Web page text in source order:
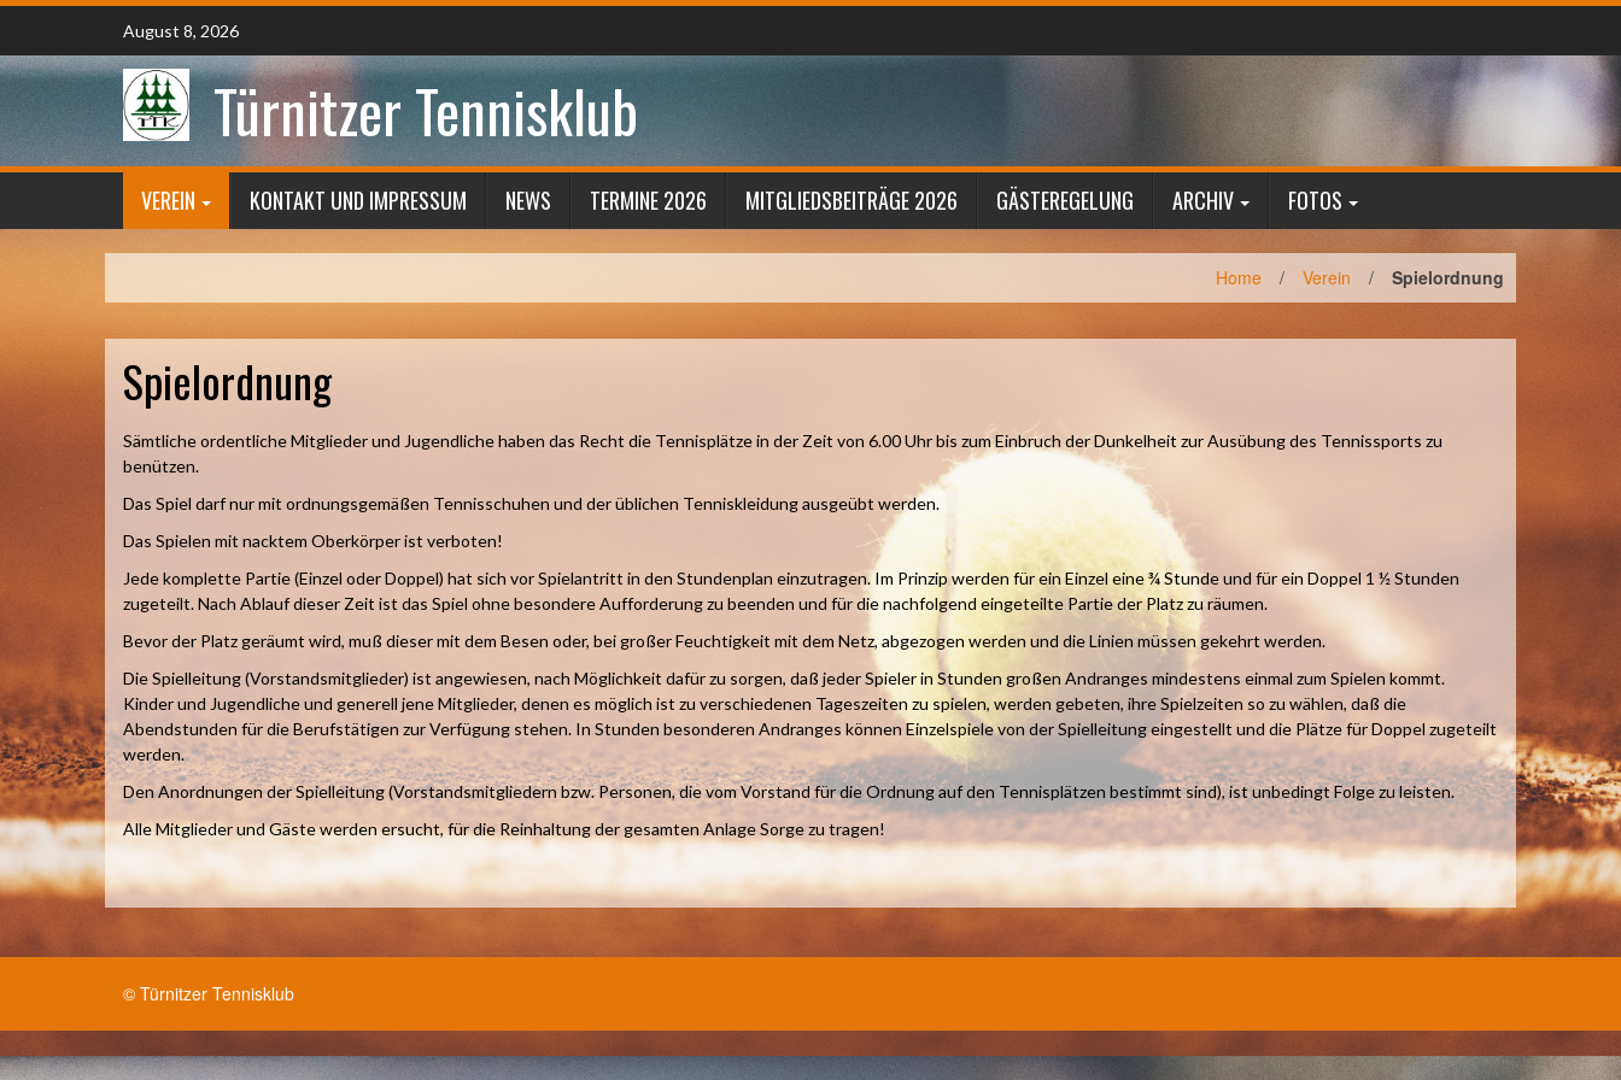
Skip
content
August 8, 2026
Türnitzer Tennisklub
VEREIN KONTAKT UND IMPRESSUM NEWS TERMINE 2026 MITGLIEDSBEITRÄGE 2026 GÄSTEREGELUNG ARCHIV FOTOS
Home / Verein / Spielordnung
Spielordnung
Sämtliche ordentliche Mitglieder und Jugendliche haben das Recht die Tennisplätze in der Zeit von 6.00 Uhr bis zum Einbruch der Dunkelheit zur Ausübung des Tennissports zu
benützen.
Das Spiel darf nur mit ordnungsgemäßen Tennisschuhen und der üblichen Tenniskleidung ausgeübt werden.
Das Spielen mit nacktem Oberkörper ist verboten!
Jede komplette Partie (Einzel oder Doppel) hat sich vor Spielantritt in den Stundenplan einzutragen. Im Prinzip werden für ein Einzel eine ¾ Stunde und für ein Doppel 1 ½ Stunden
zugeteilt. Nach Ablauf dieser Zeit ist das Spiel ohne besondere Aufforderung zu beenden und für die nachfolgend eingeteilte Partie der Platz zu räumen.
Bevor der Platz geräumt wird, muß dieser mit dem Besen oder, bei großer Feuchtigkeit mit dem Netz, abgezogen werden und die Linien müssen gekehrt werden.
Die Spielleitung (Vorstandsmitglieder) ist angewiesen, nach Möglichkeit dafür zu sorgen, daß jeder Spieler in Stunden großen Andranges mindestens einmal zum Spielen kommt.
Kinder und Jugendliche und generell jene Mitglieder, denen es möglich ist zu verschiedenen Tageszeiten zu spielen, werden gebeten, ihre Spielzeiten so zu wählen, daß die
Abendstunden für die Berufstätigen zur Verfügung stehen. In Stunden besonderen Andranges können Einzelspiele von der Spielleitung eingestellt und die Plätze für Doppel zugeteilt
werden.
Den Anordnungen der Spielleitung (Vorstandsmitgliedern bzw. Personen, die vom Vorstand für die Ordnung auf den Tennisplätzen bestimmt sind), ist unbedingt Folge zu leisten.
Alle Mitglieder und Gäste werden ersucht, für die Reinhaltung der gesamten Anlage Sorge zu tragen!
© Türnitzer Tennisklub